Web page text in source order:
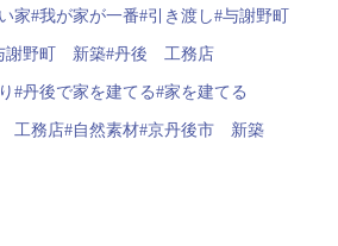
家#我が家が一番#引き渡し#与謝野町
謝野町 新築#丹後 工務店
#丹後で家を建てる#家を建てる
工務店#自然素材#京丹後市 新築